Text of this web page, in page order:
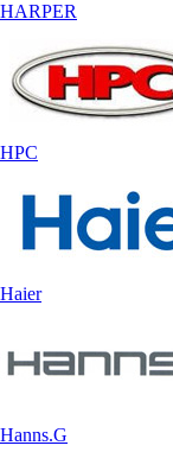
HARPER
HPC
Haier
Hanns.G